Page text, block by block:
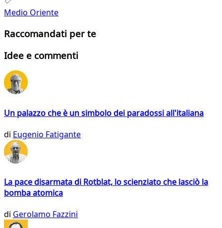
Medio Oriente
Raccomandati per te
Idee e commenti
Un palazzo che è un simbolo dei paradossi all'italiana
di Eugenio Fatigante
La pace disarmata di Rotblat, lo scienziato che lasciò la
bomba atomica
di Gerolamo Fazzini